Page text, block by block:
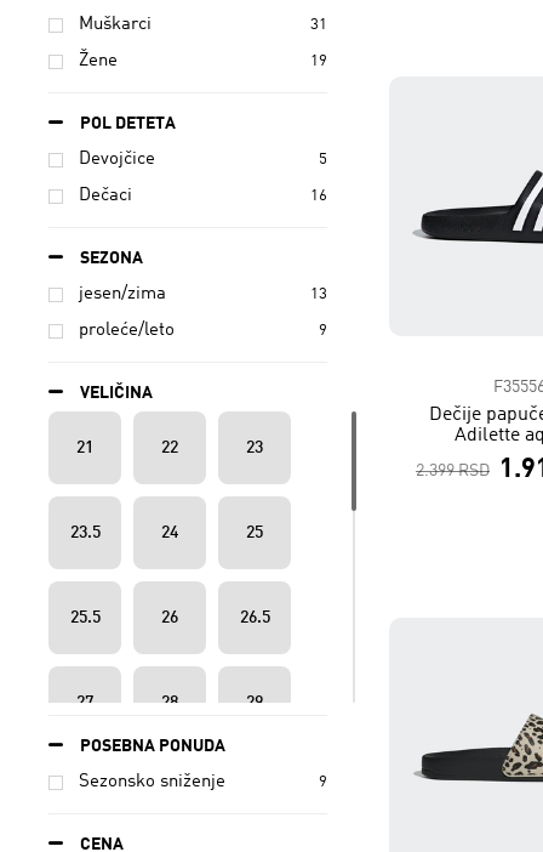
Muškarci 31
Žene 19
POL DETETA
Devojčice 5
Dečaci 16
SEZONA
jesen/zima 13
proleće/leto 9
VELIČINA
21 22 23
23.5 24 25
25.5 26 26.5
27 28 29
30 30.5
POSEBNA PONUDA
Sezonsko sniženje 9
CENA
Dečije
Adilette
2.399 RSD